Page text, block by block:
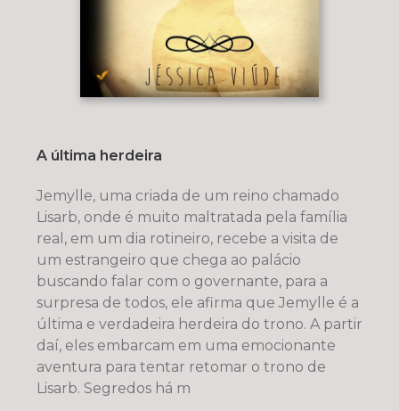
A última herdeira
Jemylle, uma criada de um reino chamado
Lisarb, onde é muito maltratada pela família
real, em um dia rotineiro, recebe a visita de
um estrangeiro que chega ao palácio
buscando falar com o governante, para a
surpresa de todos, ele afirma que Jemylle é a
última e verdadeira herdeira do trono. A partir
daí, eles embarcam em uma emocionante
aventura para tentar retomar o trono de
Lisarb. Segredos há m